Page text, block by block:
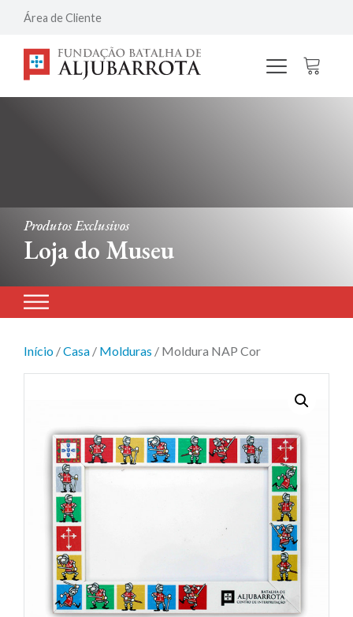
Área de Cliente
Produtos Exclusivos
Loja do Museu
Início /Casa / Molduras / Moldura NAP Cor